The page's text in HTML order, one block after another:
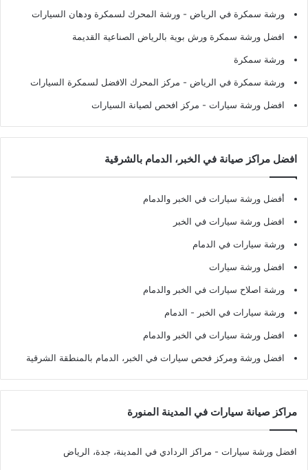
ورشة سمكرة في الرياض - ورشة المحرك لسمكرة ودهان السيارات
افضل ورشة سمكرة ورش بوية بالرياض الصناعية القديمة
ورشة سمكرة
ورشة سمكرة في الرياض - مركز المحرك الافضل لسمكرة السيارات
افضل ورشة سيارات - مركز افحص لصيانة السيارات
افضل مراكز صيانة في الخبر، الدمام بالشرقية
أفضل ورشة سيارات في الخبر والدمام
افضل ورشة سيارات في الخبر
ورشة سيارات في الدمام
افضل ورشة سيارات
ورشة اصلاح سيارات في الخبر والدمام
ورشة سيارات في الخبر - الدمام
افضل ورشة سيارات في الخبر والدمام
افضل ورشة ومركز فحص سيارات في الخبر، الدمام بالمنطقة الشرقية
مراكز صيانة سيارات في المدينة المنورة
افضل ورشة سيارات - مراكز الردادي في المدينة، جدة، الرياض